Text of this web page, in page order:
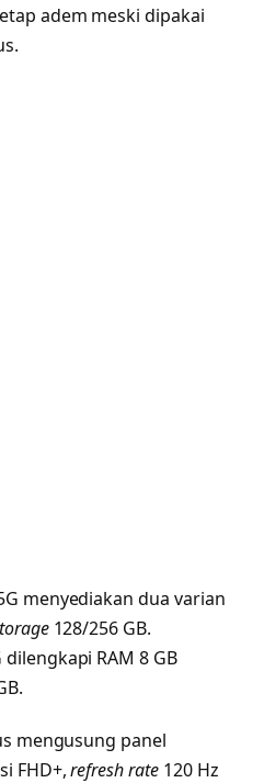
adem meski dipakai
menyediakan dua varian
128/256 GB.
RAM 8 GB
mengusung panel
FHD+,refresh rate120 Hz